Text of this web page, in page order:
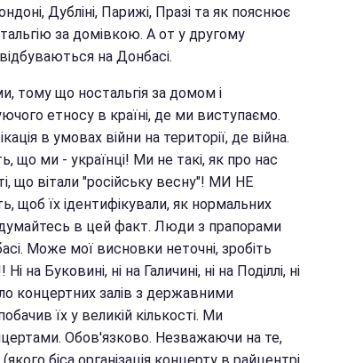
Дубліні, Парижі, Празі та як пояснює
за домівкою. А от у другому
на Донбасі.
тому що ностальгія за домом і
етносу в країні, де ми виступаємо.
в умовах війни на території, де війна.
що ми - українці! Ми не такі, як про нас
що вітали "російську весну"! МИ НЕ
щоб їх ідентифікували, як нормальних
в цей факт. Люди з прапорами
Може мої висновки неточні, зробіть
на Буковині, ні на Галичині, ні на Поділлі, ні
концертних залів з державними
їх у великій кількості. Ми
Обов'язково. Незважаючи на те,